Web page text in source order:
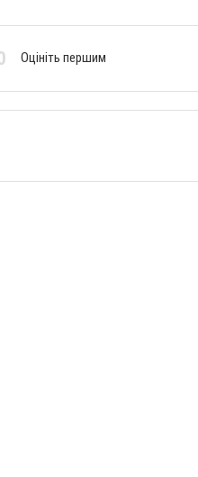
Оцініть першим